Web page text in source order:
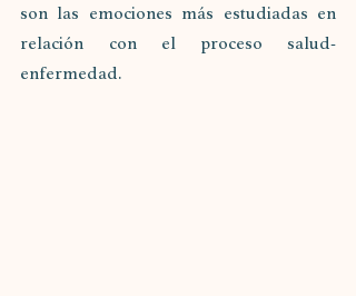
son las emociones más estudiadas en
relación con el proceso salud-
enfermedad.